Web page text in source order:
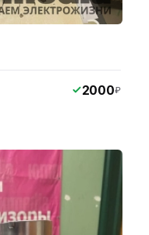
2000₽